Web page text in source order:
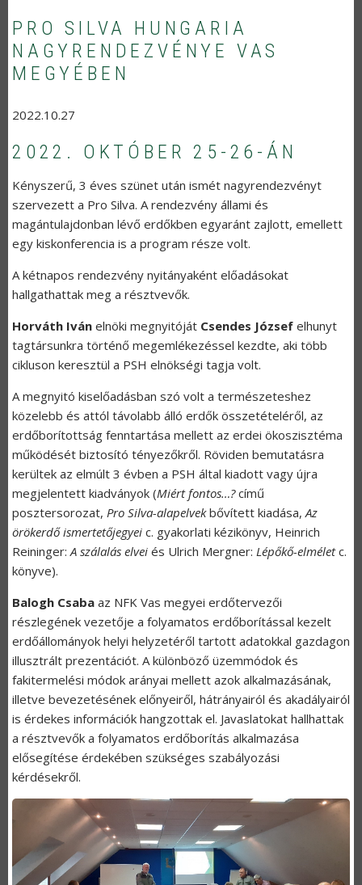
PRO SILVA HUNGARIA
NAGYRENDEZVÉNYE VAS
MEGYÉBEN
2022.10.27
2022. OKTÓBER 25-26-ÁN
Kényszerű, 3 éves szünet után ismét nagyrendezvényt
szervezett a Pro Silva. A rendezvény állami és
magántulajdonban lévő erdőkben egyaránt zajlott, emellett
egy kiskonferencia is a program része volt.
A kétnapos rendezvény nyitányaként előadásokat
hallgathattak meg a résztvevők.
Horváth Iván elnöki megnyitóját Csendes József elhunyt
tagtársunkra történő megemlékezéssel kezdte, aki több
cikluson keresztül a PSH elnökségi tagja volt.
A megnyitó kiselőadásban szó volt a természeteshez
közelebb és attól távolabb álló erdők összetételéről, az
erdőborítottság fenntartása mellett az erdei ökoszisztéma
működését biztosító tényezőkről. Röviden bemutatásra
kerültek az elmúlt 3 évben a PSH által kiadott vagy újra
megjelentett kiadványok (Miért fontos…?című
posztersorozat, Pro Silva-alapelvekbővített kiadása, Az
örökerdő ismertetőjegyei c. gyakorlati kézikönyv, Heinrich
Reininger: A szálalás elvei és Ulrich Mergner: Lépőkő-elméletc.
könyve).
Balogh Csaba az NFK Vas megyei erdőtervezői
részlegének vezetője a folyamatos erdőborítással kezelt
erdőállományok helyi helyzetéről tartott adatokkal gazdagon
illusztrált prezentációt. A különböző üzemmódok és
fakitermelési módok arányai mellett azok alkalmazásának,
illetve bevezetésének előnyeiről, hátrányairól és akadályairól
is érdekes információk hangzottak el. Javaslatokat hallhattak
a résztvevők a folyamatos erdőborítás alkalmazása
elősegítése érdekében szükséges szabályozási
kérdésekről.